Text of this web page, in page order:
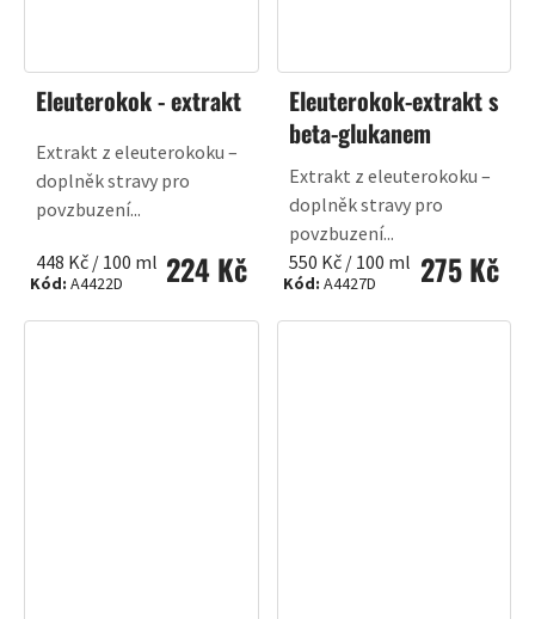
Eleuterokok - extrakt
224 Kč
Měrná
cena:
448 Kč / 100 ml
Extrakt z eleuterokoku –
doplněk stravy pro
povzbuzení...
Kód: A4422D
Eleuterokok-extrakt s
beta-glukanem
275 Kč
Měrná
cena:
550 Kč / 100 ml
Extrakt z eleuterokoku –
doplněk stravy pro
povzbuzení...
Kód: A4427D